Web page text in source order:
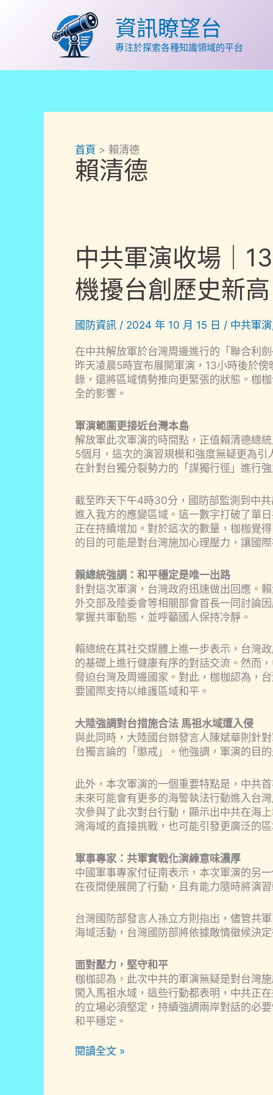
資訊瞭望台
專注於探索各種知識領域的平台
首頁 賴清德
賴清德
中共軍演收場｜
機擾台創歷史新高
國防資訊 / 2024 年 10 月 15 日 / 中共軍演
在中共解放軍於台灣周邊進行的「聯合利
昨天凌晨5時宣布展開軍演，13小時後於
錄，還將區域情勢推向更緊張的狀態。枷
全的影響。
軍演範圍更接近台灣本島
解放軍此次軍演的時間點，正值賴清德總
5個月，這次的演習規模和強度無疑更為
在針對台獨分裂勢力的「謀獨行徑」進行強
截至昨天下午4時30分，國防部監測到中
進入我方的應變區域。這一數字打破了單
正在持續增加。對於這次的數量，枷枷覺
的目的可能是對台灣施加心理壓力，讓國
賴總統強調：和平穩定是唯一出路
針對這次軍演，台灣政府迅速做出回應。
外交部及陸委會等相關部會首長一同討論
掌握共軍動態，並呼籲國人保持冷靜。
賴總統在其社交媒體上進一步表示，台灣
的基礎上進行健康有序的對話交流。然而
脅迫台灣及周邊國家。對此，枷枷認為，
要國際支持以維護區域和平。
大陸強調對台措施合法 馬祖水域遭入侵
與此同時，大陸國台辦發言人陳斌華則針
台獨言論的「懲戒」。他強調，軍演的目
此外，本次軍演的一個重要特點是，中共
未來可能會有更多的海警執法行動進入台
次參與了此次對台行動，顯示出中共在海
灣海域的直接挑戰，也可能引發更廣泛的區
軍事專家：共軍實戰化演練意味濃厚
中國軍事專家付征南表示，本次軍演的另
在夜間便展開了行動，且有能力隨時將演
台灣國防部發言人孫立方則指出，儘管共
海域活動，台灣國防部將依據敵情徵候決
面對壓力，堅守和平
枷枷認為，此次中共的軍演無疑是對台灣
闖入馬祖水域，這些行動都表明，中共正
的立場必須堅定，持續強調兩岸對話的必
和平穩定。
中
閱讀全文 »